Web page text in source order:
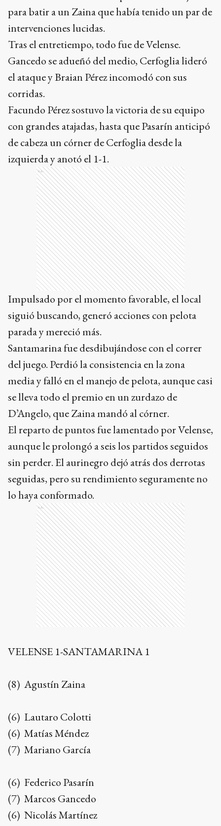
para batir a un Zaina que había tenido un par de
intervenciones lucidas.
Tras el entretiempo, todo fue de Velense.
Gancedo se adueñó del medio, Cerfoglia lideró
el ataque y Braian Pérez incomodó con sus
corridas.
Facundo Pérez sostuvo la victoria de su equipo
con grandes atajadas, hasta que Pasarín anticipó
de cabeza un córner de Cerfoglia desde la
izquierda y anotó el 1-1.
Ads
Impulsado por el momento favorable, el local
siguió buscando, generó acciones con pelota
parada y mereció más.
Santamarina fue desdibujándose con el correr
del juego. Perdió la consistencia en la zona
media y falló en el manejo de pelota, aunque casi
se lleva todo el premio en un zurdazo de
D’Angelo, que Zaina mandó al córner.
El reparto de puntos fue lamentado por Velense,
aunque le prolongó a seis los partidos seguidos
sin perder. El aurinegro dejó atrás dos derrotas
seguidas, pero su rendimiento seguramente no
lo haya conformado.
Ads
VELENSE 1-SANTAMARINA 1
(8) Agustín Zaina
(6) Lautaro Colotti
(6) Matías Méndez
(7) Mariano García
(6) Federico Pasarín
(7) Marcos Gancedo
(6) Nicolás Martínez